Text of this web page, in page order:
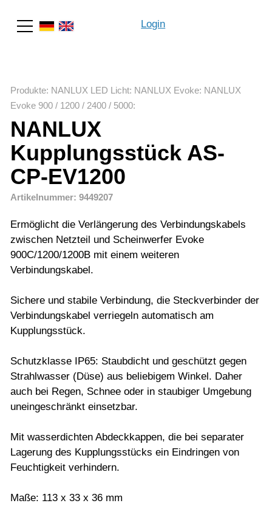
Login
Produkte: NANLUX LED Licht: NANLUX Evoke: NANLUX
Evoke 900 / 1200 / 2400 / 5000:
NANLUX
Kupplungsstück AS-
CP-EV1200
Artikelnummer: 9449207
Ermöglicht die Verlängerung des Verbindungskabels
zwischen Netzteil und Scheinwerfer Evoke
900C/1200/1200B mit einem weiteren
Verbindungskabel.
Sichere und stabile Verbindung, die Steckverbinder der
Verbindungskabel verriegeln automatisch am
Kupplungsstück.
Schutzklasse IP65: Staubdicht und geschützt gegen
Strahlwasser (Düse) aus beliebigem Winkel. Daher
auch bei Regen, Schnee oder in staubiger Umgebung
uneingeschränkt einsetzbar.
Mit wasserdichten Abdeckkappen, die bei separater
Lagerung des Kupplungsstücks ein Eindringen von
Feuchtigkeit verhindern.
Maße: 113 x 33 x 36 mm